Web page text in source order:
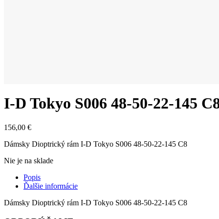
I-D Tokyo S006 48-50-22-145
156,00 €
Dámsky Dioptrický rám I-D Tokyo S006 48-50-22-145 C8
Nie je na sklade
Popis
Ďalšie informácie
Dámsky Dioptrický rám I-D Tokyo S006 48-50-22-145 C8